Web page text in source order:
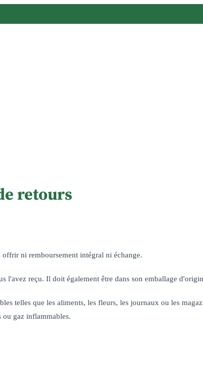
retours
ni remboursement intégral ni échange.
l'avez reçu. Il doit également être dans son emballage
telles que les aliments, les fleurs, les journaux ou les
ou gaz inflammables.